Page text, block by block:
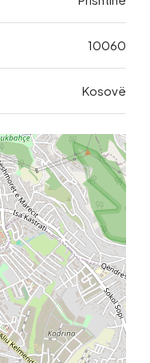
10060
Kosovë